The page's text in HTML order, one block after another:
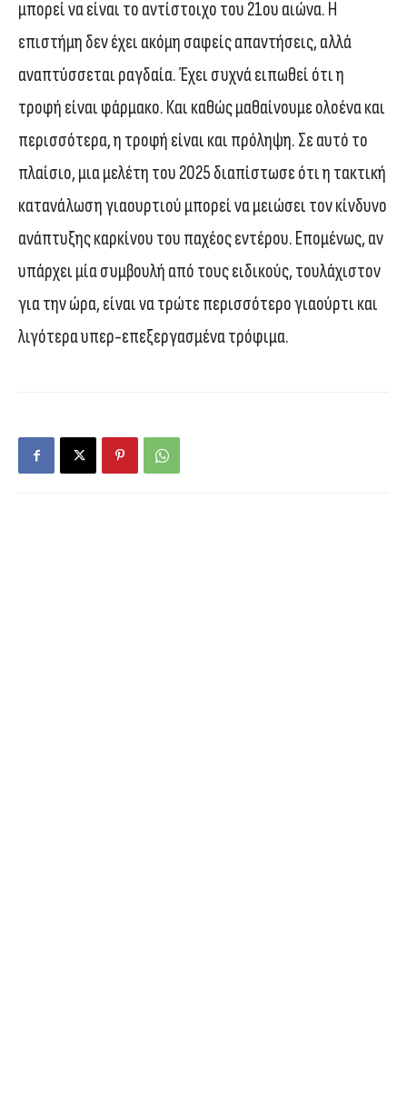
μπορεί να είναι το αντίστοιχο του 21ου αιώνα. Η
επιστήμη δεν έχει ακόμη σαφείς απαντήσεις, αλλά
αναπτύσσεται ραγδαία. Έχει συχνά ειπωθεί ότι η
τροφή είναι φάρμακο. Και καθώς μαθαίνουμε ολοένα και
περισσότερα, η τροφή είναι και πρόληψη. Σε αυτό το
πλαίσιο, μια μελέτη του 2025 διαπίστωσε ότι η τακτική
κατανάλωση γιαουρτιού μπορεί να μειώσει τον κίνδυνο
ανάπτυξης καρκίνου του παχέος εντέρου. Επομένως, αν
υπάρχει μία συμβουλή από τους ειδικούς, τουλάχιστον
για την ώρα, είναι να τρώτε περισσότερο γιαούρτι και
λιγότερα υπερ-επεξεργασμένα τρόφιμα.